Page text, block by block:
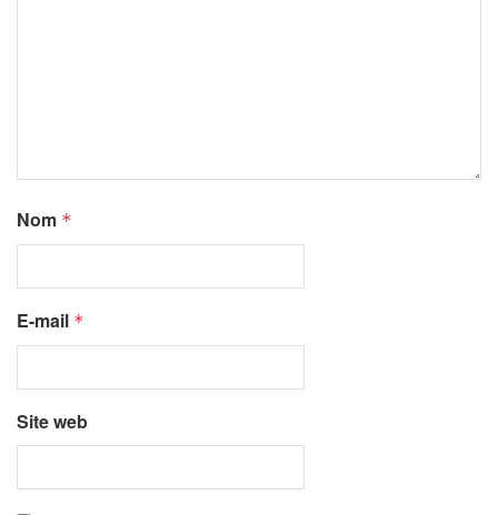
Nom *
E-mail *
Site web